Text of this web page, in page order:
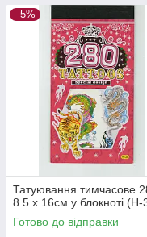
–5%
Татуювання тимчасове
8.5 х 16см у блокноті (H-
Готово до відправки